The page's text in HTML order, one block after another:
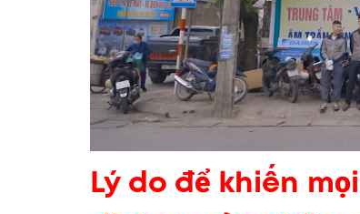
Lý do để khiến